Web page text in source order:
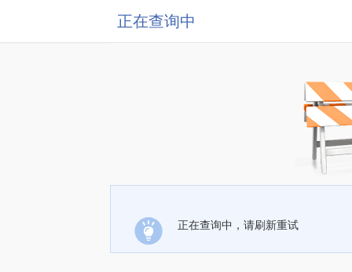
正在查询中
正在查询中，请刷新重试